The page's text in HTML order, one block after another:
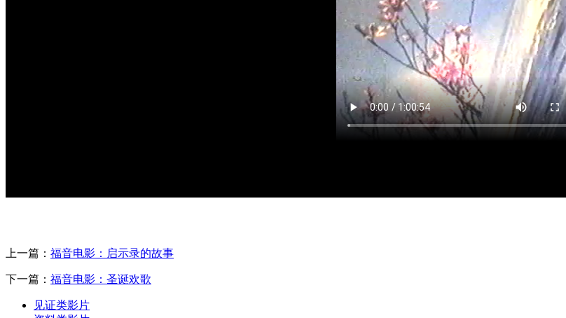
上一篇： 福音电影：启示录的故事
下一篇： 福音电影：圣诞欢歌
见证类影片